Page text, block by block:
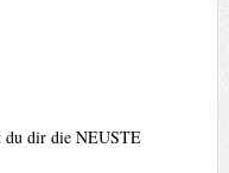
du dir die NEUSTE